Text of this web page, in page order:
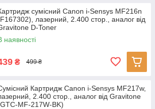
сумісний Canon i-Sensys MF216n
лазерний, 2.400 стор., аналог від
D-Toner
наявності
₴ 499 ₴
Картридж Canon i-Sensys MF217w,
2.400 стор., аналог від Gravitone
MF-217W-BK)